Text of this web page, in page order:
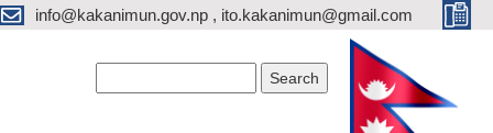
info@kakanimun.gov.np , ito.kakanimun@gmail.com